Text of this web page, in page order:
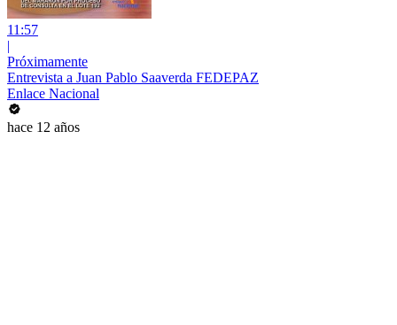
11:57
|
Próximamente
Entrevista a Juan Pablo Saaverda FEDEPAZ
Enlace Nacional
hace 12 años